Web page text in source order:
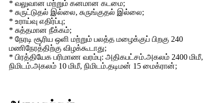
* வலுவான மற்றும் கனமான கடமை;
* சுருட்டுதல் இல்லை, சுருங்குதல் இல்லை;
* உராய்வு எதிர்ப்பு;
* சுத்தமான நீக்கம்;
* நேரடி சூரிய ஒளி மற்றும் பலத்த மழைக்குப் பிறகு 240
மணிநேரத்திற்கு விழக்கூடாது;
* பிரத்தியேக பரிமாண வரம்பு: அதிகபட்சம்.அகலம் 2400 மிமீ,
நிமிடம்.அகலம் 10 மிமீ, நிமிடம்.தடிமன் 15 மைக்ரான்;